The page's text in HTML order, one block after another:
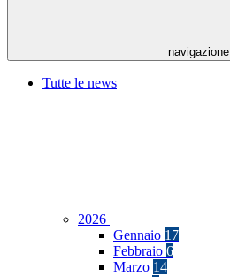
navigazione
Tutte le news
2026
Gennaio 17
Febbraio 6
Marzo 14